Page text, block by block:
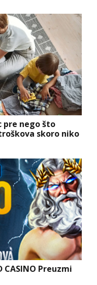
pre nego što
skoro niko
CASINO Preuzmi